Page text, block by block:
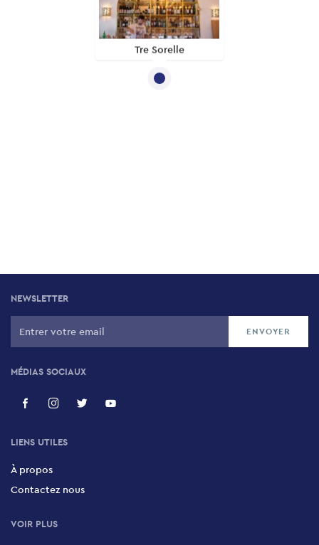
Tre Sorelle
NEWSLETTER
MÉDIAS SOCIAUX
LIENS UTILES
À propos
Contactez nous
VOIR PLUS